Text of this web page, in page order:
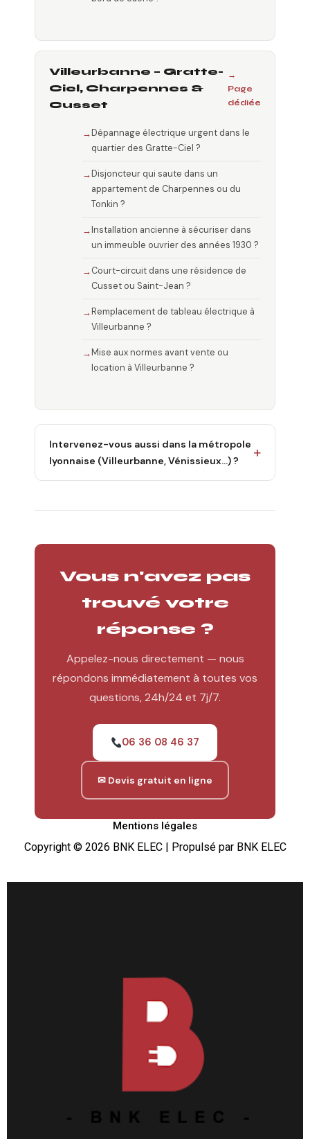
Villeurbanne – Gratte-
Ciel, Charpennes &
Cusset
→
Page
dédiée
Dépannage électrique urgent dans le
quartier des Gratte-Ciel ?
Disjoncteur qui saute dans un
appartement de Charpennes ou du
Tonkin ?
Installation ancienne à sécuriser dans
un immeuble ouvrier des années 1930 ?
Court-circuit dans une résidence de
Cusset ou Saint-Jean ?
Remplacement de tableau électrique à
Villeurbanne ?
Mise aux normes avant vente ou
location à Villeurbanne ?
Intervenez-vous aussi dans la métropole
lyonnaise (Villeurbanne, Vénissieux…) ?
Vous n'avez pas
trouvé votre
réponse ?
Appelez-nous directement — nous
répondons immédiatement à toutes vos
questions, 24h/24 et 7j/7.
06 36 08 46 37
✉ Devis gratuit en ligne
Mentions légales
Copyright © 2026 BNK ELEC | Propulsé par BNK ELEC